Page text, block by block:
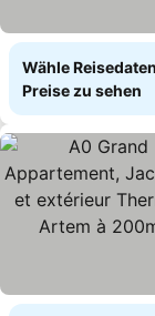
Wähle
Preise zu sehen